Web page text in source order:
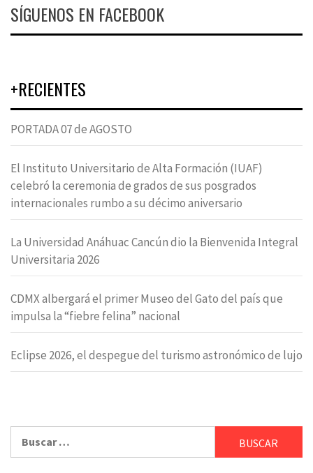
SÍGUENOS EN FACEBOOK
+RECIENTES
PORTADA 07 de AGOSTO
El Instituto Universitario de Alta Formación (IUAF)
celebró la ceremonia de grados de sus posgrados
internacionales rumbo a su décimo aniversario
La Universidad Anáhuac Cancún dio la Bienvenida Integral
Universitaria 2026
CDMX albergará el primer Museo del Gato del país que
impulsa la “fiebre felina” nacional
Eclipse 2026, el despegue del turismo astronómico de lujo